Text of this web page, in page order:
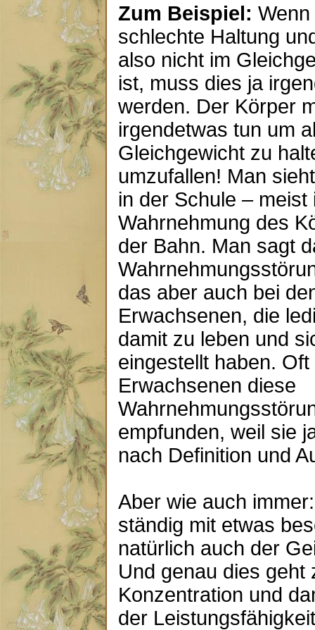
Zum Beispiel:
schlechte Haltung
also nicht im
ist, muss dies ja
werden. Der Körper
irgendetwas tun um
Gleichgewicht zu
umzufallen! Man
in der Schule – meist
Wahrnehmung des
der Bahn. Man sagt
das aber auch bei
Erwachsenen, die
damit zu leben und
eingestellt haben.
Erwachsenen diese
empfunden, weil sie
nach Definition und
Aber wie auch
ständig mit etwas
natürlich auch der
Und genau dies geht
Konzentration und
der